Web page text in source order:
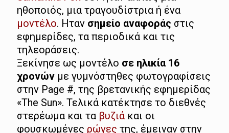
ηθοποιός, μια τραγουδίστρια ή ένα
μοντέλο. Ηταν σημείο αναφοράς στις
εφημερίδες, τα περιοδικά και τις
τηλεοράσεις.
Ξεκίνησε ως μοντέλο σε ηλικία 16
χρονών με γυμνόστηθες φωτογραφίσεις
στην Page #, της βρετανικής εφημερίδας
«The Sun». Τελικά κατέκτησε το διεθνές
στερέωμα και τα βυζιά και οι
φουσκωμένες ρώγες της, έμειναν στην